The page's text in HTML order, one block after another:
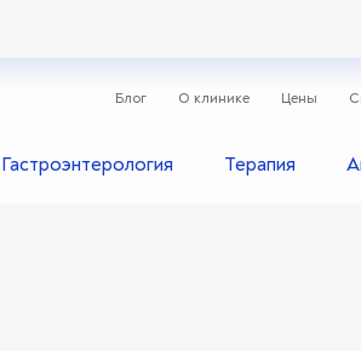
Блог О клинике Цены
Гастроэнтерология Терапия